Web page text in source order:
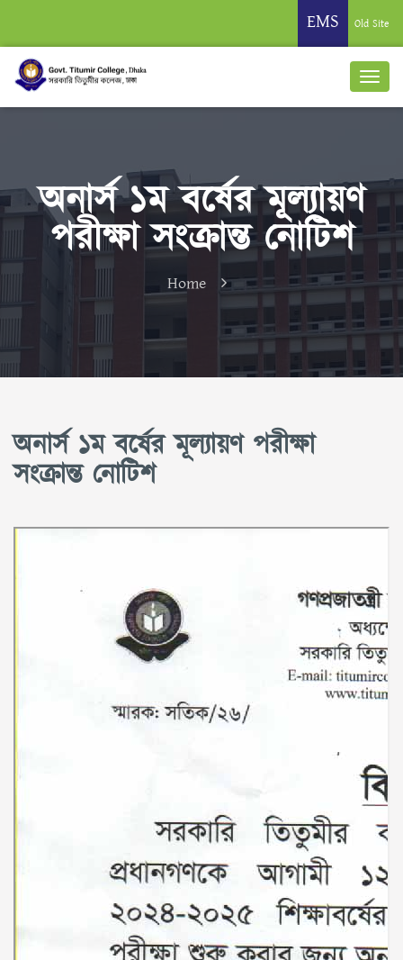
EMS Old Site
অনার্স ১ম বর্ষের মূল্যায়ণ
পরীক্ষা সংক্রান্ত নোটিশ
Home
অনার্স ১ম বর্ষের মূল্যায়ণ পরীক্ষা
সংক্রান্ত নোটিশ